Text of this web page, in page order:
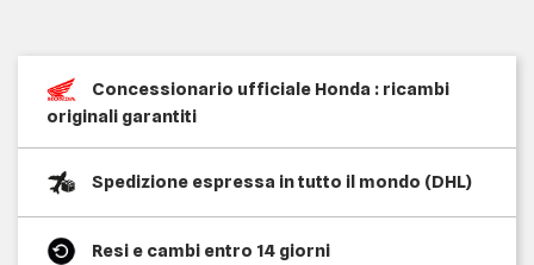
Concessionario ufficiale Honda : ricambi
originali garantiti
Spedizione espressa in tutto il mondo (DHL)
Resi e cambi entro 14 giorni